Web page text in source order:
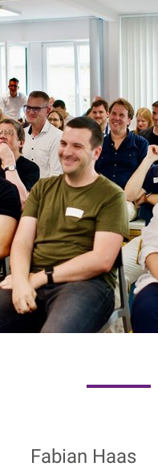
Fabian Haas